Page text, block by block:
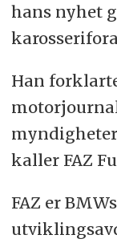
hans nyhet
Han
kaller FAZ
FAZ er